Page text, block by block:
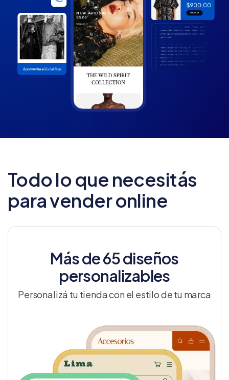
Todo lo que necesitás
para vender online
Más de 65 diseños
personalizables
Personalizá tu tienda con el estilo de tu marca